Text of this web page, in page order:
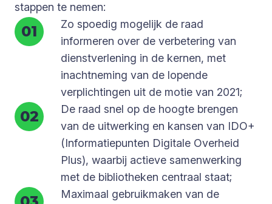
stappen te nemen:
Zo spoedig mogelijk de raad
informeren over de verbetering van
dienstverlening in de kernen, met
inachtneming van de lopende
verplichtingen uit de motie van 2021;
De raad snel op de hoogte brengen
van de uitwerking en kansen van IDO+
(Informatiepunten Digitale Overheid
Plus), waarbij actieve samenwerking
met de bibliotheken centraal staat;
Maximaal gebruikmaken van de